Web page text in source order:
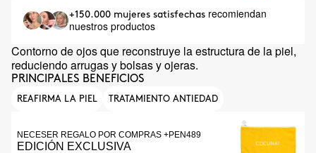
+150.000 mujeres satisfechas recomiendan
nuestros productos
Contorno de ojos que reconstruye la estructura de la piel,
reduciendo arrugas y bolsas y ojeras.
PRINCIPALES BENEFICIOS
REAFIRMA LA PIEL TRATAMIENTO ANTIEDAD
NECESER REGALO POR COMPRAS +PEN489
EDICIÓN EXCLUSIVA